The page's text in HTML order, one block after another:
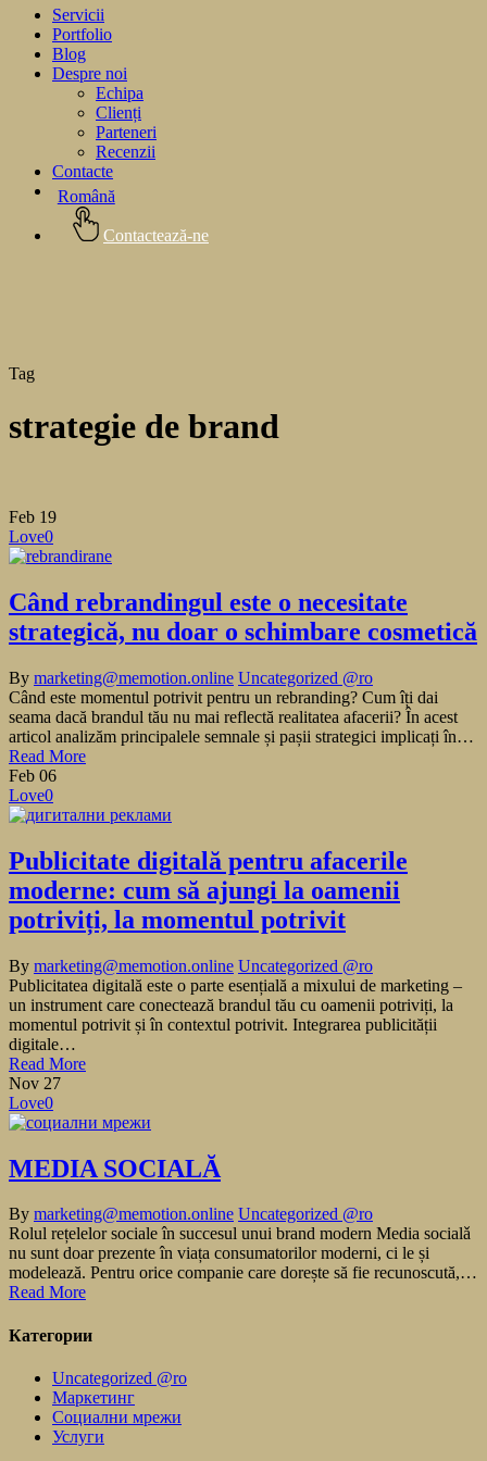
Servicii
Portfolio
Blog
Despre noi
Echipa
Clienți
Parteneri
Recenzii
Contacte
Română
Contactează-ne
Tag
strategie de brand
Feb 19
Love0
Când rebrandingul este o necesitate
strategică, nu doar o schimbare cosmetică
By marketing@memotion.online Uncategorized @ro
Când este momentul potrivit pentru un rebranding? Cum îți dai
seama dacă brandul tău nu mai reflectă realitatea afacerii? În acest
articol analizăm principalele semnale și pașii strategici implicați în…
Read More
Feb 06
Love0
Publicitate digitală pentru afacerile
moderne: cum să ajungi la oamenii
potriviți, la momentul potrivit
By marketing@memotion.online Uncategorized @ro
Publicitatea digitală este o parte esențială a mixului de marketing –
un instrument care conectează brandul tău cu oamenii potriviți, la
momentul potrivit și în contextul potrivit. Integrarea publicității
digitale…
Read More
Nov 27
Love0
MEDIA SOCIALĂ
By marketing@memotion.online Uncategorized @ro
Rolul rețelelor sociale în succesul unui brand modern Media socialǎ
nu sunt doar prezente în viața consumatorilor moderni, ci le și
modelează. Pentru orice companie care dorește să fie recunoscută,…
Read More
Категории
Uncategorized @ro
Маркетинг
Социални мрежи
Услуги